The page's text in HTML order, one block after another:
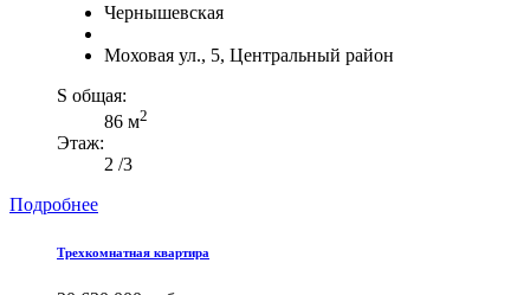
Чернышевская
Моховая ул., 5, Центральный район
S общая:
86 м2
Этаж:
2 /3
Подробнее
Трехкомнатная квартира